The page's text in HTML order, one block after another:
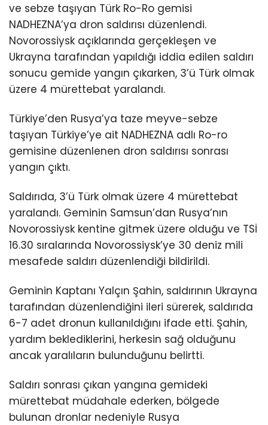
ve sebze taşıyan Türk Ro-Ro gemisi
NADHEZNA’ya dron saldırısı düzenlendi.
Novorossiysk açıklarında gerçekleşen ve
Ukrayna tarafından yapıldığı iddia edilen saldırı
sonucu gemide yangın çıkarken, 3’ü Türk olmak
üzere 4 mürettebat yaralandı.
Türkiye’den Rusya’ya taze meyve-sebze
taşıyan Türkiye’ye ait NADHEZNA adlı Ro-ro
gemisine düzenlenen dron saldırısı sonrası
yangın çıktı.
Saldırıda, 3’ü Türk olmak üzere 4 mürettebat
yaralandı. Geminin Samsun’dan Rusya’nın
Novorossiysk kentine gitmek üzere olduğu ve TSİ
16.30 sıralarında Novorossiysk’ye 30 deniz mili
mesafede saldırı düzenlendiği bildirildi.
Geminin Kaptanı Yalçın Şahin, saldırının Ukrayna
tarafından düzenlendiğini ileri sürerek, saldırıda
6-7 adet dronun kullanıldığını ifade etti. Şahin,
yardım beklediklerini, herkesin sağ olduğunu
ancak yaralıların bulunduğunu belirtti.
Saldırı sonrası çıkan yangına gemideki
mürettebat müdahale ederken, bölgede
bulunan dronlar nedeniyle Rusya